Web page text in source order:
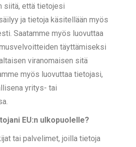
siitä, että tietojesi
ja tietoja käsitellään myös
Saatamme myös luovuttaa
täyttämiseksi
viranomaisen sitä
myös luovuttaa tietojasi,
yritys- tai
EU:n ulkopuolelle?
tai palvelimet, joilla tietoja